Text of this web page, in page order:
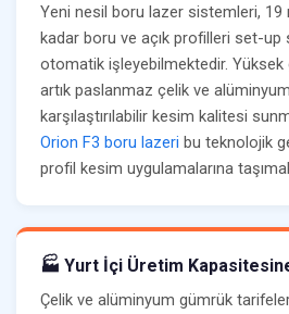
Yeni nesil boru lazer sistemleri, 19
kadar boru ve açık profilleri set-up
otomatik işleyebilmektedir.
artık paslanmaz çelik ve
karşılaştırılabilir kesim kalitesi
Orion F3 boru lazeri bu teknolojik
profil kesim uygulamalarına
🏭 Yurt İçi Üretim
Çelik ve alüminyum gümrük